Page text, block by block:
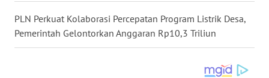
PLN Perkuat Kolaborasi Percepatan Program Listrik Desa,
Pemerintah Gelontorkan Anggaran Rp10,3 Triliun
TAPANULI
TENGAH